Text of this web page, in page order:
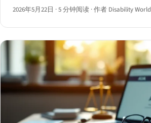
2026年5月22日 ·5 分钟阅读 ·作者 Disability World